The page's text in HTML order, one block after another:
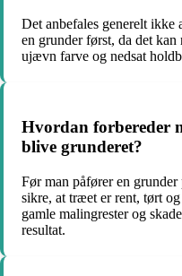
Det anbefales generelt ikke
en grunder først, da det
ujævn farve og nedsat
Hvordan forbereder
blive grunderet?
Før man påfører en
sikre, at træet er rent, tørt
gamle malingrester og
resultat.